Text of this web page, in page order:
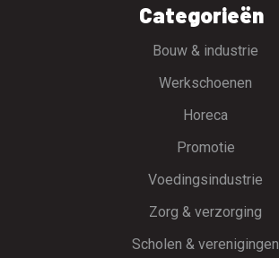
Categorieën
Bouw & industrie
Werkschoenen
Horeca
Promotie
Voedingsindustrie
Zorg & verzorging
Scholen & verenigingen